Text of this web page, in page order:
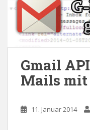
Gmail
Mails mit
11. Januar 2014